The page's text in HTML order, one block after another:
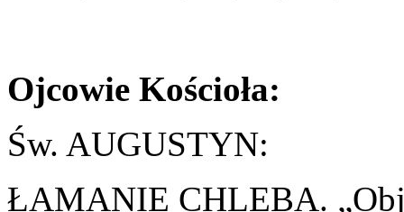
Ojcowie Kościoła:
Św. AUGUSTYN:
ŁAMANIE CHLEBA.